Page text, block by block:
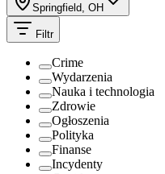
Springfield, OH
Filtr
Crime
Wydarzenia
Nauka i technologia
Zdrowie
Ogłoszenia
Polityka
Finanse
Incydenty